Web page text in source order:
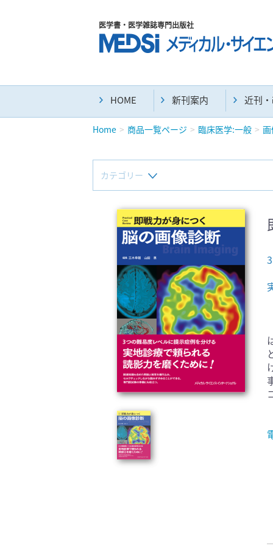
医学書・医学雑誌専門出版社
HOME 新刊案内 近刊
Home 商品一覧ページ 臨床医学:一般
カテゴリー
新刊(直近6ヶ月)(23)
マニュアル(39)
臨床医学:一般(359)
基礎医学関連科学(80)
歯科学(3)
衛生・公衆衛生学(14)